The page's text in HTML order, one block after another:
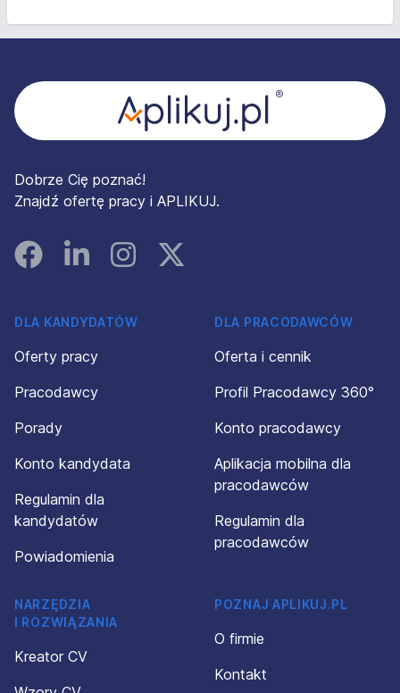
Dobrze Cię poznać!
Znajdź ofertę pracy i APLIKUJ.
FacebookLinked InInstagramInstagram
DLA KANDYDATÓW
Oferty pracy
Pracodawcy
Porady
Konto kandydata
Regulamin dla
kandydatów
Powiadomienia
DLA PRACODAWCÓW
Oferta i cennik
Profil Pracodawcy 360°
Konto pracodawcy
Aplikacja mobilna dla
pracodawców
Regulamin dla
pracodawców
NARZĘDZIA
I ROZWIĄZANIA
Kreator CV
POZNAJ APLIKUJ.PL
O firmie
Kontakt